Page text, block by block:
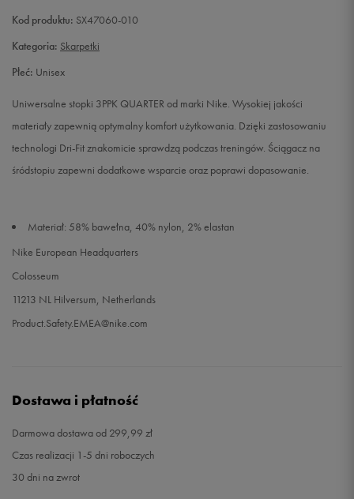
42-46
Kod produktu: SX47060-010
Kategoria: Skarpetki
Płeć: Unisex
Uniwersalne stopki 3PPK QUARTER od marki Nike. Wysokiej jakości
materiały zapewnią optymalny komfort użytkowania. Dzięki zastosowaniu
technologi Dri-Fit znakomicie sprawdzą podczas treningów. Ściągacz na
śródstopiu zapewni dodatkowe wsparcie oraz poprawi dopasowanie.
Materiał: 58% bawełna, 40% nylon, 2% elastan
Nike European Headquarters
Colosseum
11213 NL Hilversum, Netherlands
Product.Safety.EMEA@nike.com
Dostawa i płatność
Darmowa dostawa od 299,99 zł
Czas realizacji 1-5 dni roboczych
30 dni na zwrot